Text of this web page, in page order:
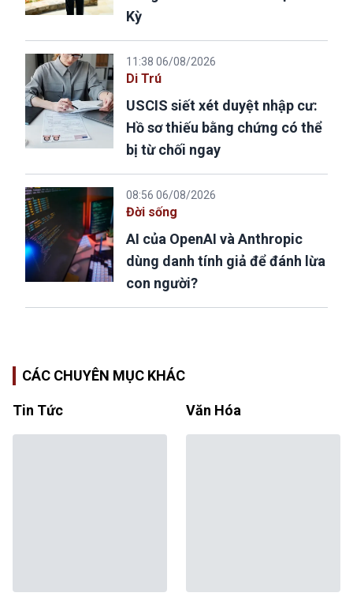
Kỳ
11:38 06/08/2026
Di Trú
USCIS siết xét duyệt nhập cư:
Hồ sơ thiếu bằng chứng có thể
bị từ chối ngay
08:56 06/08/2026
Đời sống
AI của OpenAI và Anthropic
dùng danh tính giả để đánh lừa
con người?
CÁC CHUYÊN MỤC KHÁC
Tin Tức Văn Hóa